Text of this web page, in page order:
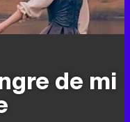
de mi